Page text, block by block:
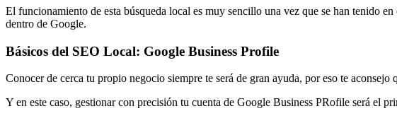
El funcionamiento de esta búsqueda local es muy sencillo una vez que se han tenido
dentro de Google.
Básicos del SEO Local: Google Business Profile
Conocer de cerca tu propio negocio siempre te será de gran ayuda, por eso te aconsejo
Y en este caso, gestionar con precisión tu cuenta de Google Business PRofile será el